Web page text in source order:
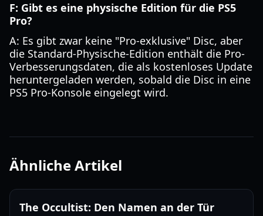
F: Gibt es eine physische Edition für die PS5
Pro?
A: Es gibt zwar keine "Pro-exklusive" Disc, aber
die Standard-Physische-Edition enthält die Pro-
Verbesserungsdaten, die als kostenloses Update
heruntergeladen werden, sobald die Disc in eine
PS5 Pro-Konsole eingelegt wird.
Ähnliche Artikel
The Occultist: Den Namen an der Tür